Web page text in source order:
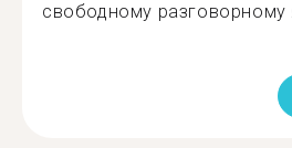
свободному разговорному